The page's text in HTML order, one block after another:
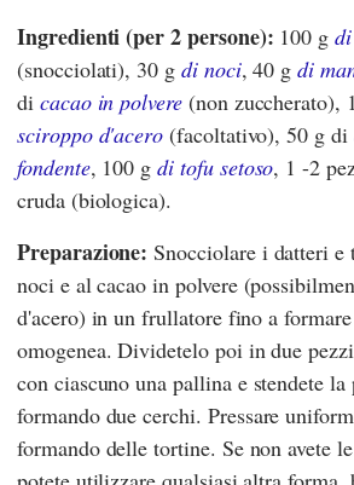
Ingredienti (per 2 persone): 100 g
(snocciolati), 30 g di noci, 40 gdi
di cacao in polvere(non zuccherato),
sciroppo d'acero (facoltativo), 50 g di
fondente, 100 gdi tofu setoso, 1 -2
cruda (biologica).
Preparazione: Snocciolare i datteri
noci e al cacao in polvere
d'acero) in un frullatore fino a formare
omogenea. Dividetelo poi in due
con ciascuno una pallina e stendete
formando due cerchi. Pressare
formando delle tortine. Se non avete